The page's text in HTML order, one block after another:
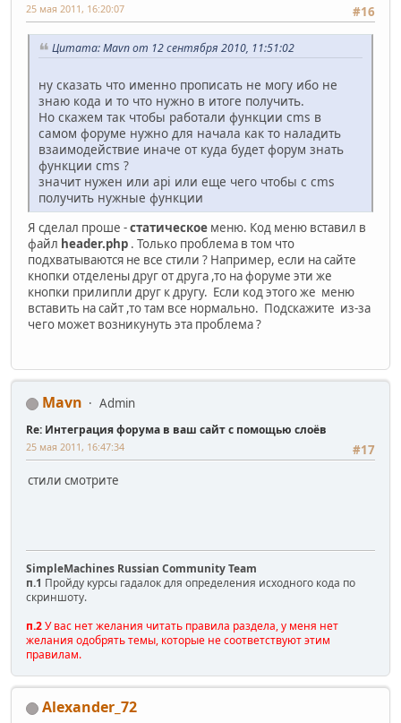
#16
25 мая 2011, 16:20:07
Цитата: Mavn от 12 сентября 2010, 11:51:02
ну сказать что именно прописать не могу ибо не
знаю кода и то что нужно в итоге получить.
Но скажем так чтобы работали функции cms в
самом форуме нужно для начала как то наладить
взаимодействие иначе от куда будет форум знать
функции cms ?
значит нужен или api или еще чего чтобы с cms
получить нужные функции
Я сделал проше -статическое меню. Код меню вставил в
файл header.php . Только проблема в том что
подхватываются не все стили ? Например, если на сайте
кнопки отделены друг от друга ,то на форуме эти же
кнопки прилипли друг к другу. Если код этого же меню
вставить на сайт ,то там все нормально. Подскажите из-за
чего может возникунуть эта проблема ?
Mavn Admin
Re: Интеграция форума в ваш сайт с помощью слоёв
#17
25 мая 2011, 16:47:34
стили смотрите
SimpleMachines Russian Community Team
п.1 Пройду курсы гадалок для определения исходного кода по
скриншоту.
п.2У вас нет желания читать правила раздела, у меня нет
желания одобрять темы, которые не соответствуют этим
правилам.
Alexander_72